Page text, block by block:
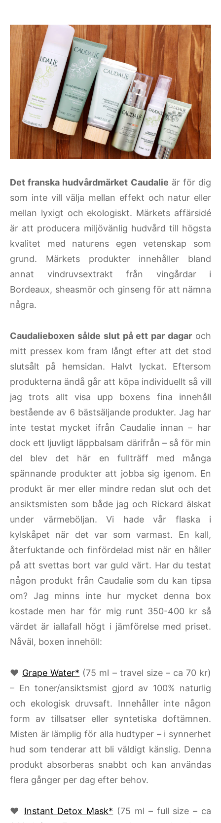
Det franska hudvårdmärket Caudalie är för dig
som inte vill välja mellan effekt och natur eller
mellan lyxigt och ekologiskt. Märkets affärsidé
är att producera miljövänlig hudvård till högsta
kvalitet med naturens egen vetenskap som
grund. Märkets produkter innehåller bland
annat vindruvsextrakt från vingårdar i
Bordeaux, sheasmör och ginseng för att nämna
några.
Caudalieboxen sålde slut på ett par dagar och
mitt pressex kom fram långt efter att det stod
slutsålt på hemsidan. Halvt lyckat. Eftersom
produkterna ändå går att köpa individuellt så vill
jag trots allt visa upp boxens fina innehåll
bestående av 6 bästsäljande produkter. Jag har
inte testat mycket ifrån Caudalie innan – har
dock ett ljuvligt läppbalsam därifrån – så för min
del blev det här en fullträff med många
spännande produkter att jobba sig igenom. En
produkt är mer eller mindre redan slut och det
ansiktsmisten som både jag och Rickard älskat
under värmeböljan. Vi hade vår flaska i
kylskåpet när det var som varmast. En kall,
återfuktande och finfördelad mist när en håller
på att svettas bort var guld värt. Har du testat
någon produkt från Caudalie som du kan tipsa
om? Jag minns inte hur mycket denna box
kostade men har för mig runt 350-400 kr så
värdet är iallafall högt i jämförelse med priset.
Nåväl, boxen innehöll:
♥ Grape Water* (75 ml – travel size – ca 70 kr)
– En toner/ansiktsmist gjord av 100% naturlig
och ekologisk druvsaft. Innehåller inte någon
form av tillsatser eller syntetiska doftämnen.
Misten är lämplig för alla hudtyper – i synnerhet
hud som tenderar att bli väldigt känslig. Denna
produkt absorberas snabbt och kan användas
flera gånger per dag efter behov.
♥ Instant Detox Mask* (75 ml – full size – ca